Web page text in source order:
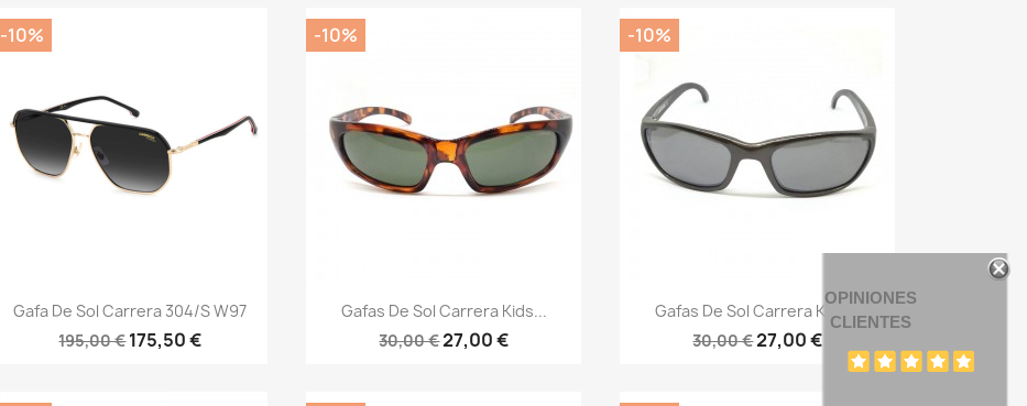
Vista rápida
Gafa De Sol Carrera 304/S W97
195,00 €175,50 €
-10%
Vista rápida
Gafas De Sol Carrera Kids...
30,00 €27,00 €
-10%
Vista rápida
Gafas De Sol Carrera Kids...
30,00 €27,00 €
-10%
OPINIONES
CLIENTES